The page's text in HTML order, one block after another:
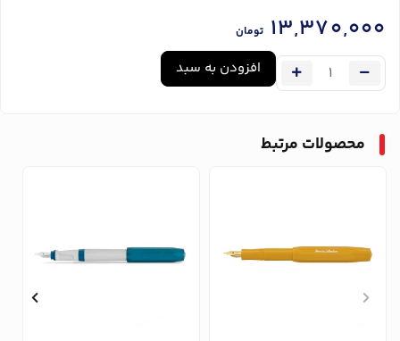
13,370,000 تومان
افزودن به سبد
محصولات مرتبط